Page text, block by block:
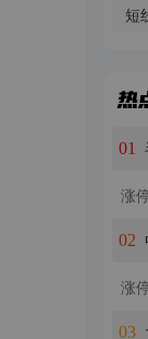
短
01
涨
02
涨
03